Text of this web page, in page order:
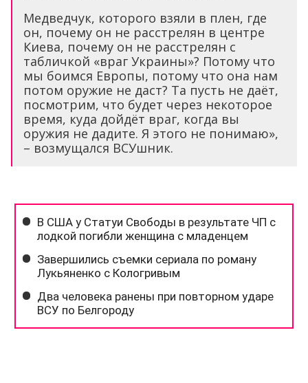
Медведчук, которого взяли в плен, где
он, почему он не расстрелян в центре
Киева, почему он не расстрелян с
табличкой «враг Украины»? Потому что
мы боимся Европы, потому что она нам
потом оружие не даст? Та пусть не даёт,
посмотрим, что будет через некоторое
время, куда дойдёт враг, когда вы
оружия не дадите. Я этого не понимаю»,
– возмущался ВСУшник.